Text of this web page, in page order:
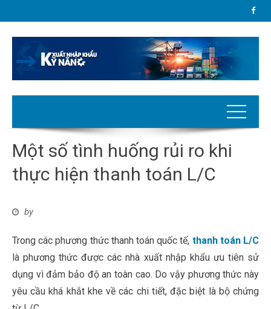
Một số tình huống rủi ro khi
thực hiện thanh toán L/C
by
Trong các phương thức thanh toán quốc tế, thanh toán L/C
là phương thức được các nhà xuất nhập khẩu ưu tiên sử
dụng vì đảm bảo độ an toàn cao. Do vậy phương thức này
yêu cầu khá khắt khe về các chi tiết, đặc biệt là bộ chứng